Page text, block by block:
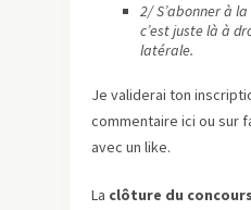
2/ S’abonner à
c’est juste là à
latérale.
Je validerai ton
commentaire ici ou sur
avec un like.
La clôture du